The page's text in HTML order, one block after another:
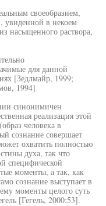
своеобразием,
увиденной в некоем
насыщенного раствора,
для данной
[Зедлмайр, 1999;
1994]
синонимичен
реализация этой
человека в
сознание совершает
охватить полностью
духа, так что
специфической
моменты, а так, как
сознание выступает в
моменты целого суть
[Гегель, 2000:53].